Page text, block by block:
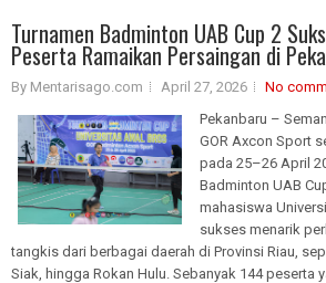
Turnamen Badminton UAB Cup 2
Peserta Ramaikan Persaingan di
By Mentarisago.com April 27, 2026
No
Pekanbaru –
GOR Axcon Sport
pada 25–26 April
Badminton UAB
mahasiswa
sukses menarik
tangkis dari berbagai daerah di Provinsi Riau,
Siak, hingga Rokan Hulu. Sebanyak 144 peserta